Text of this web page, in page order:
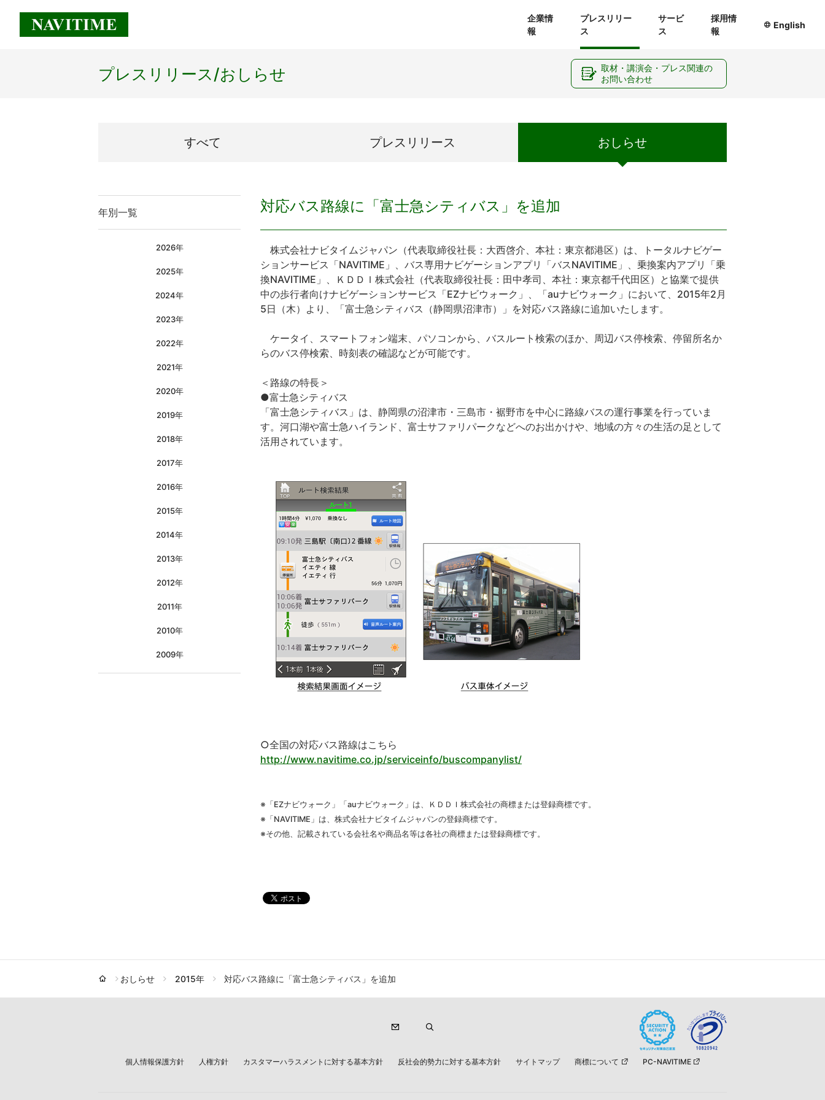
企業情
報
経営理念
プレスリリー
ス
サービ
ス
採用情
報
English
プレスリリース/おしらせ
すべて プレス リリース おしらせ
年別一覧
2026年
2025年
2024年
2023年
2022年
2021年
2020年
2019年
2018年
2017年
2016年
2015年
2014年
2013年
2012年
2011年
2010年
2009年
対応バス路線に「富士急シティバス」を追加
株式会社ナビタイムジャパン（代表取締役社長：大西啓介、本社：東京都港区）は、トータルナビゲー
ションサービス「NAVITIME」、バス専用ナビゲーションアプリ「バスNAVITIME」、乗換案内アプリ「乗
換NAVITIME」、ＫＤＤＩ株式会社（代表取締役社長：田中孝司、本社：東京都千代田区）と協業で提供
中の歩行者向けナビゲーションサービス「EZナビウォーク」、「auナビウォーク」において、2015年2月
5日（木）より、「富士急シティバス（静岡県沼津市）」を対応バス路線に追加いたします。
ケータイ、スマートフォン端末、パソコンから、バスルート検索のほか、周辺バス停検索、停留所名か
らのバス停検索、時刻表の確認などが可能です。
＜路線の特長＞
●富士急シティバス
「富士急シティバス」は、静岡県の沼津市・三島市・裾野市を中心に路線バスの運行事業を行っていま
す。河口湖や富士急ハイランド、富士サファリパークなどへのお出かけや、地域の方々の生活の足として
活用されています。
○全国の対応バス路線はこちら
http://www.navitime.co.jp/serviceinfo/buscompanylist/
※「EZナビウォーク」「auナビウォーク」は、ＫＤＤＩ株式会社の商標または登録商標です。
※「NAVITIME」は、株式会社ナビタイムジャパンの登録商標です。
※その他、記載されている会社名や商品名等は各社の商標または登録商標です。
取材・講演会・プレス関連の
お問い合わせ
おしらせ 2015年 対応バス路線に「富士急シティバス」を追加
個人情報保護方針 人権方針 カスタマーハラスメントに対する基本方針 反社会的勢力に対する基本方針 サイトマップ 商標について PC-NAVITIME